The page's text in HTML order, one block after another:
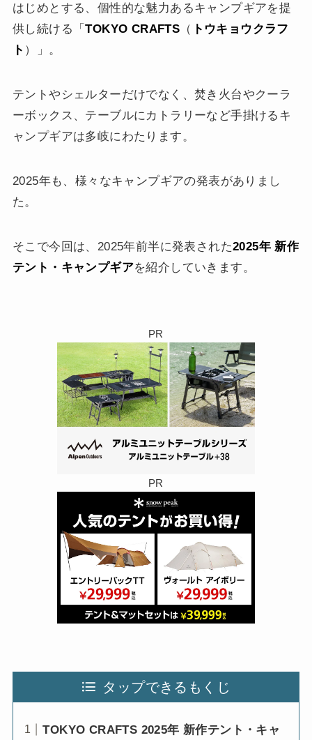
はじめとする、個性的な魅力あるキャンプギアを提
供し続ける「TOKYO CRAFTS （ トウキョウクラフ
ト ）」。
テントやシェルターだけでなく、焚き火台やクーラ
ーボックス、テーブルにカトラリーなど手掛けるキ
ャンプギアは多岐にわたります。
2025年も、様々なキャンプギアの発表がありまし
た。
そこで今回は、2025年前半に発表された2025年 新作
テント・キャンプギアを紹介していきます。
PR
PR
タップできるもくじ
TOKYO CRAFTS 2025年 新作テント・キャ